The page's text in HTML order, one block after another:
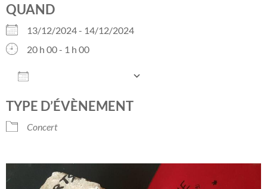
QUAND
13/12/2024 - 14/12/2024
20 h 00 - 1 h 00
TYPE D’ÉVÈNEMENT
Concert